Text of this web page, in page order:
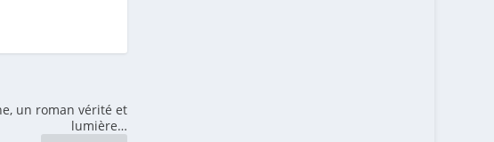
un roman vérité et
lumière…